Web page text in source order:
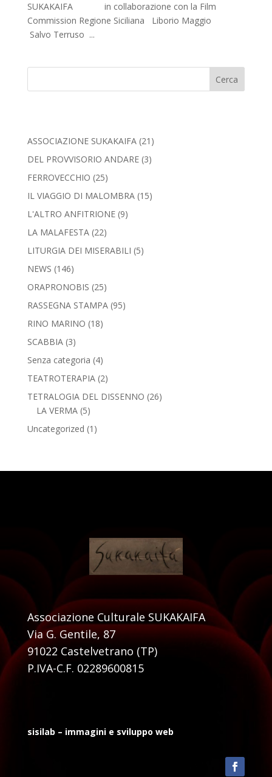
SUKAKAIFA in collaborazione con la Film
Commission Regione Siciliana Liborio Maggio
Salvo Terruso ...
Cerca
ASSOCIAZIONE SUKAKAIFA(21)
DEL PROVVISORIO ANDARE(3)
FERROVECCHIO (25)
IL VIAGGIO DI MALOMBRA(15)
L'ALTRO ANFITRIONE(9)
LA MALAFESTA(22)
LITURGIA DEI MISERABILI (5)
NEWS (146)
ORAPRONOBIS (25)
RASSEGNA STAMPA(95)
RINO MARINO (18)
SCABBIA(3)
Senza categoria (4)
TEATROTERAPIA(2)
TETRALOGIA DEL DISSENNO (26)
LA VERMA(5)
Uncategorized (1)
Associazione Culturale SUKAKAIFA
Via G. Gentile, 87
91022 Castelvetrano (TP)
P.IVA-C.F. 02289600815
sisilab – immagini e sviluppo web